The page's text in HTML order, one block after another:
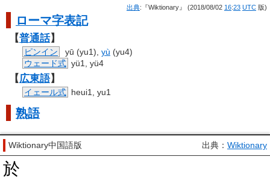
出典:『Wiktionary』 (2018/08/02 16:23 UTC 版)
ローマ字表記
【普通話】
ピンイン yū (yu1), yù (yu4)
ウェード式 yü1, yü4
【広東語】
イェール式 heui1, yu1
熟語
Wiktionary中国語版 出典： Wiktionary
於